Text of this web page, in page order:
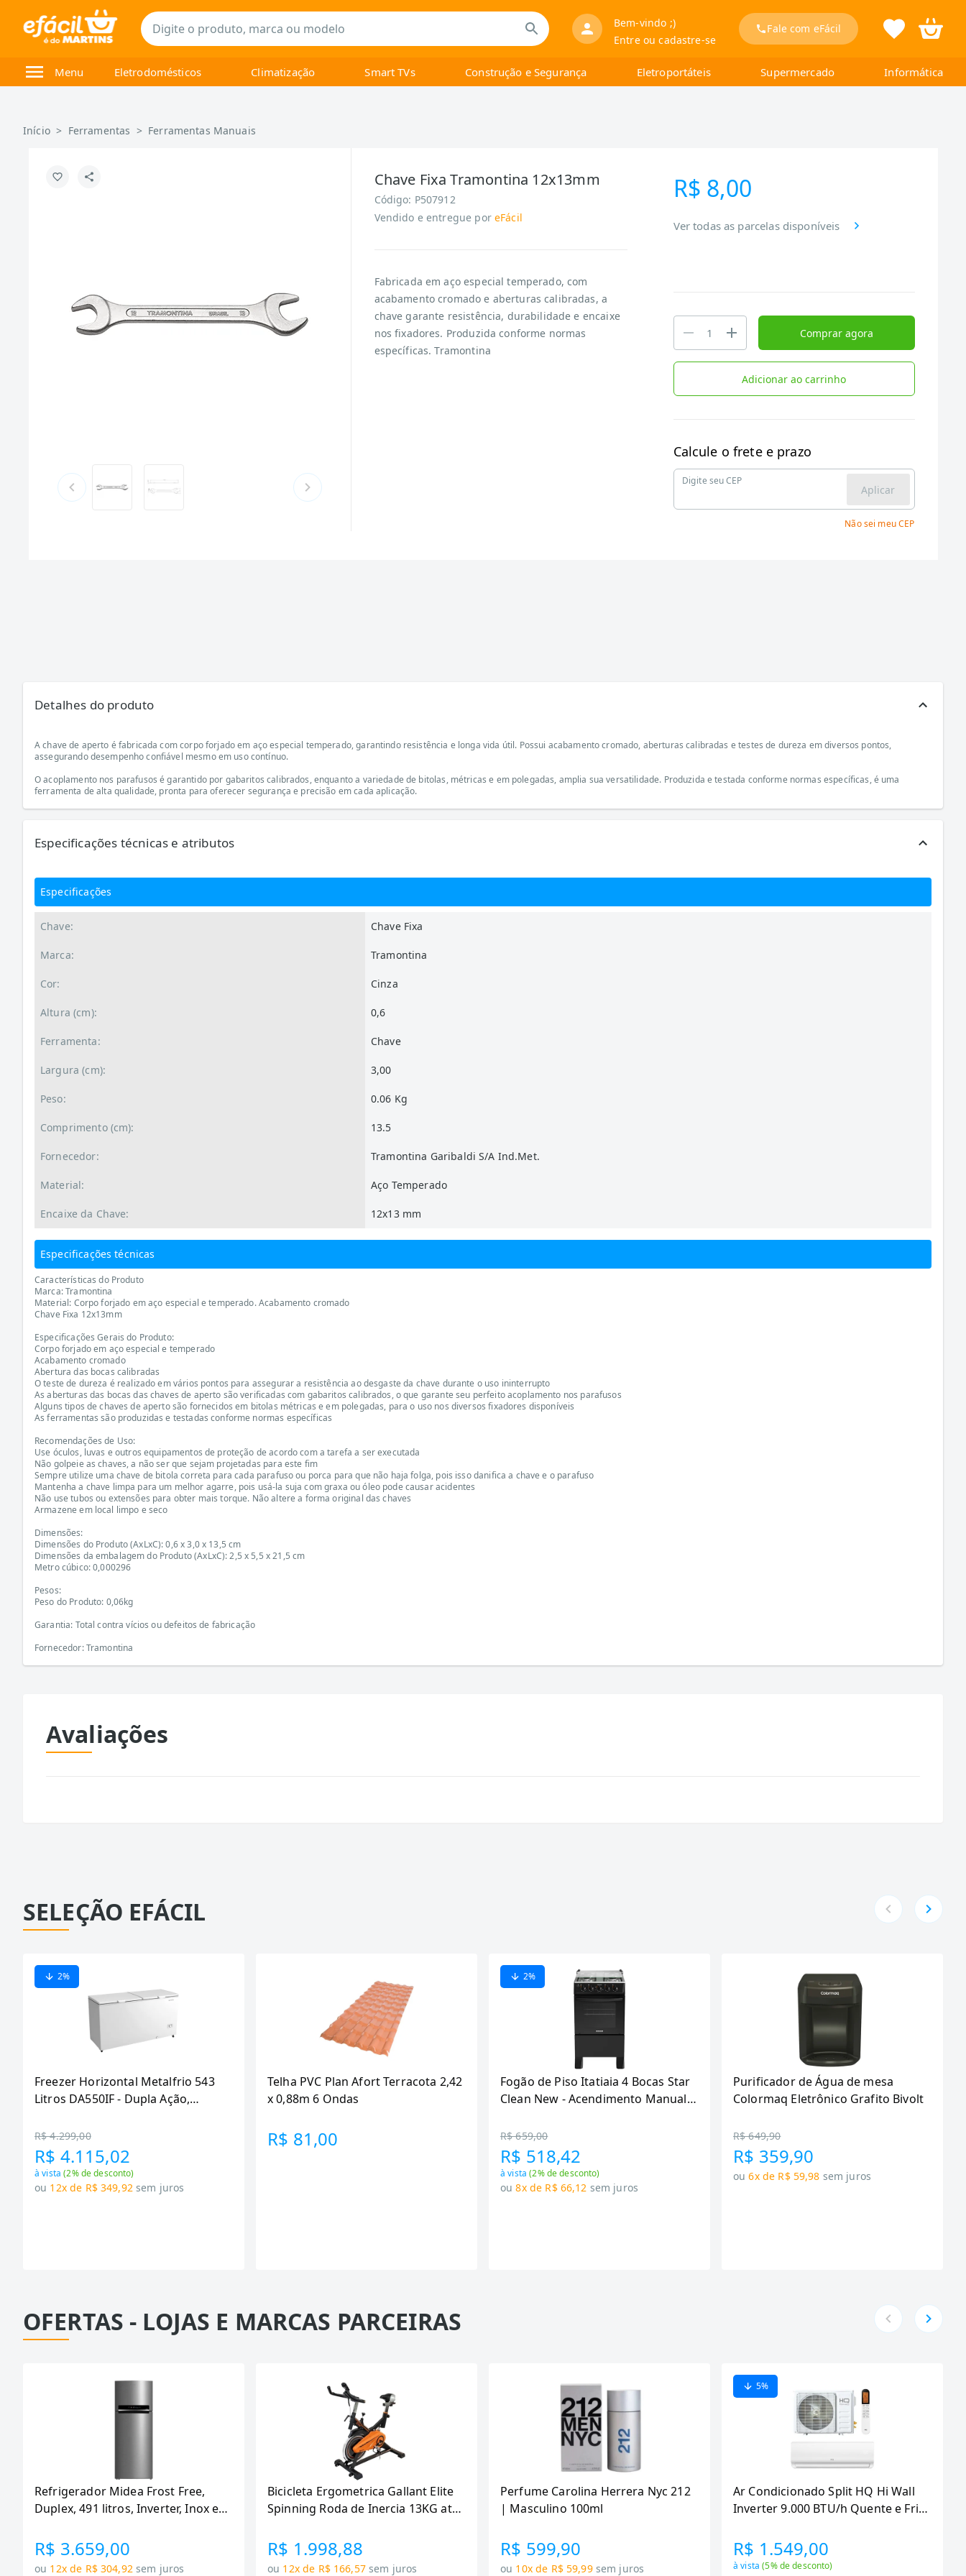
Bem-vindo ;)
Entre ou cadastre-se
Fale com eFácil
Menu Eletrodomésticos Climatização Smart TVs Construção e Segurança Eletroportáteis Supermercado Informática
Início > Ferramentas > Ferramentas Manuais
Chave Fixa Tramontina 12x13mm
Código: P507912
Vendido e entregue por eFácil
Fabricada em aço especial temperado, com
acabamento cromado e aberturas calibradas, a
chave garante resistência, durabilidade e encaixe
nos fixadores. Produzida conforme normas
específicas. Tramontina
R$ 8,00
Ver todas as parcelas disponíveis
Comprar agora
Adicionar ao carrinho
Calcule o frete e prazo
Digite seu CEP
Aplicar
Não sei meu CEP
Detalhes do produto
A chave de aperto é fabricada com corpo forjado em aço especial temperado, garantindo resistência e longa vida útil. Possui acabamento cromado, aberturas calibradas e testes de dureza em diversos pontos,
assegurando desempenho confiável mesmo em uso contínuo.
O acoplamento nos parafusos é garantido por gabaritos calibrados, enquanto a variedade de bitolas, métricas e em polegadas, amplia sua versatilidade. Produzida e testada conforme normas específicas, é uma
ferramenta de alta qualidade, pronta para oferecer segurança e precisão em cada aplicação.
Especificações técnicas e atributos
Especificações
Chave: Chave Fixa
Marca: Tramontina
Cor: Cinza
Altura (cm): 0,6
Ferramenta: Chave
Largura (cm): 3,00
Peso: 0.06 Kg
Comprimento (cm): 13.5
Fornecedor: Tramontina Garibaldi S/A Ind.Met.
Material: Aço Temperado
Encaixe da Chave: 12x13 mm
Especificações técnicas
Características do Produto
Marca: Tramontina
Material: Corpo forjado em aço especial e temperado. Acabamento cromado
Chave Fixa 12x13mm
Especificações Gerais do Produto:
Corpo forjado em aço especial e temperado
Acabamento cromado
Abertura das bocas calibradas
O teste de dureza é realizado em vários pontos para assegurar a resistência ao desgaste da chave durante o uso ininterrupto
As aberturas das bocas das chaves de aperto são verificadas com gabaritos calibrados, o que garante seu perfeito acoplamento nos parafusos
Alguns tipos de chaves de aperto são fornecidos em bitolas métricas e em polegadas, para o uso nos diversos fixadores disponíveis
As ferramentas são produzidas e testadas conforme normas específicas
Recomendações de Uso:
Use óculos, luvas e outros equipamentos de proteção de acordo com a tarefa a ser executada
Não golpeie as chaves, a não ser que sejam projetadas para este fim
Sempre utilize uma chave de bitola correta para cada parafuso ou porca para que não haja folga, pois isso danifica a chave e o parafuso
Mantenha a chave limpa para um melhor agarre, pois usá-la suja com graxa ou óleo pode causar acidentes
Não use tubos ou extensões para obter mais torque. Não altere a forma original das chaves
Armazene em local limpo e seco
Dimensões:
Dimensões do Produto (AxLxC): 0,6 x 3,0 x 13,5 cm
Dimensões da embalagem do Produto (AxLxC): 2,5 x 5,5 x 21,5 cm
Metro cúbico: 0,000296
Pesos:
Peso do Produto: 0,06kg
Garantia: Total contra vícios ou defeitos de fabricação
Fornecedor: Tramontina
Avaliações
SELEÇÃO EFÁCIL
2%
Freezer Horizontal Metalfrio 543
Litros DA550IF - Dupla Ação,
R$ 4.299,00
R$ 4.115,02
à vista(2% de desconto)
ou 12x de R$ 349,92 sem juros
Telha PVC Plan Afort Terracota 2,42
x 0,88m 6 Ondas
R$ 81,00
2%
Fogão de Piso Itatiaia 4 Bocas Star
Clean New - Acendimento Manual,
R$ 659,00
R$ 518,42
à vista(2% de desconto)
ou 8x de R$ 66,12 sem juros
Purificador de Água de mesa
Colormaq Eletrônico Grafito Bivolt
R$ 649,90
R$ 359,90
ou 6x de R$ 59,98 sem juros
OFERTAS - LOJAS E MARCAS PARCEIRAS
Refrigerador Midea Frost Free,
Duplex, 491 litros, Inverter, Inox e
R$ 3.659,00
ou 12x de R$ 304,92 sem juros
Bicicleta Ergometrica Gallant Elite
Spinning Roda de Inercia 13KG ate
R$ 1.998,88
ou 12x de R$ 166,57 sem juros
Perfume Carolina Herrera Nyc 212
| Masculino 100ml
R$ 599,90
ou 10x de R$ 59,99 sem juros
5%
Ar Condicionado Split HQ Hi Wall
Inverter 9.000 BTU/h Quente e Frio
VIHT9KCH3S2S23 -
R$ 1.549,00
à vista(5% de desconto)